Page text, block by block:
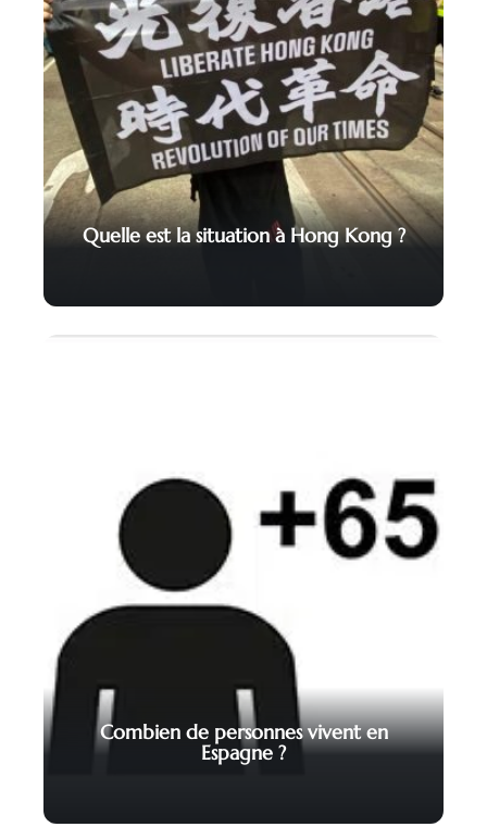
Quelle est la situation à Hong Kong ?
Combien de personnes vivent en
Espagne ?